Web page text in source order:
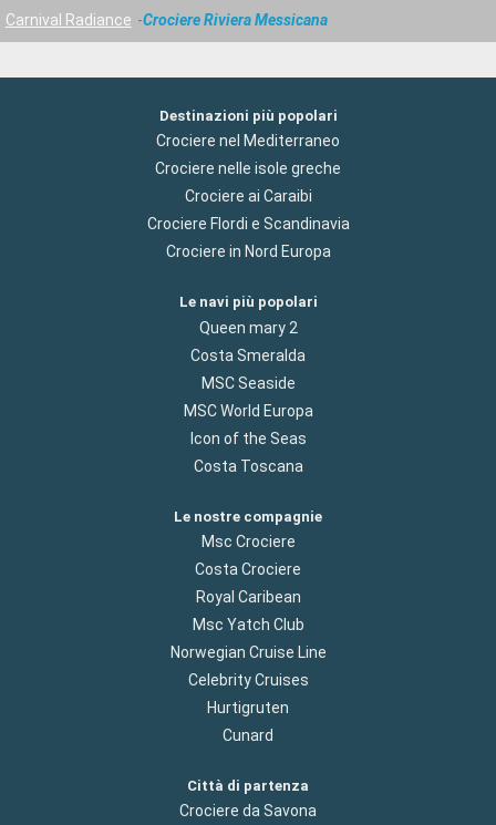
Carnival Radiance
Crociere Riviera Messicana
Destinazioni più popolari
Crociere nel Mediterraneo
Crociere nelle isole greche
Crociere ai Caraibi
Crociere Flordi e Scandinavia
Crociere in Nord Europa
Le navi più popolari
Queen mary 2
Costa Smeralda
MSC Seaside
MSC World Europa
Icon of the Seas
Costa Toscana
Le nostre compagnie
Msc Crociere
Costa Crociere
Royal Caribean
Msc Yatch Club
Norwegian Cruise Line
Celebrity Cruises
Hurtigruten
Cunard
Città di partenza
Crociere da Savona